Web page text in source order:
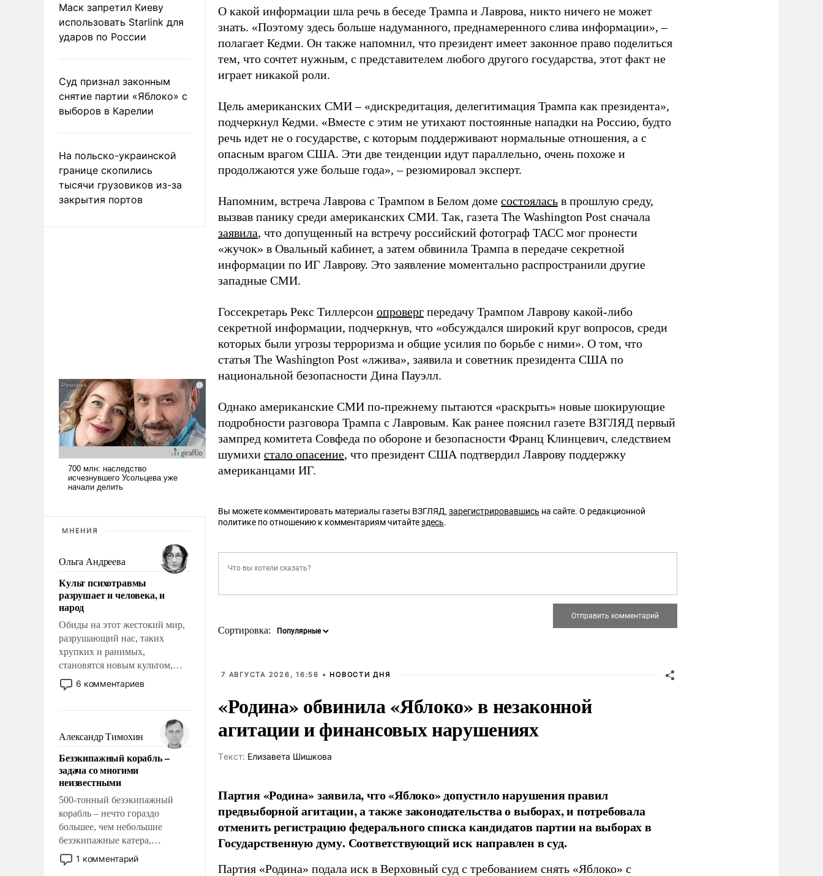
Маск запретил Киеву
использовать Starlink для
ударов по России
Суд признал законным
снятие партии «Яблоко» с
выборов в Карелии
На польско-украинской
границе скопились
тысячи грузовиков из-за
закрытия портов
МНЕНИЯ
Ольга Андреева
Культ психотравмы
разрушает и человека, и
народ
Обиды на этот жестокий мир,
разрушающий нас, таких
хрупких и ранимых,
становятся новым культом,
постепенно вытесняя и
отменяя традиционное
мужественным и твердым под
ударами судьбы, брать на себя
ответственность, помогать
слабым, идти вперед и
адаптироваться.
6 комментариев
Александр Тимохин
Безэкипажный корабль –
задача со многими
неизвестными
500-тонный безэкипажный
корабль – нечто гораздо
большее, чем небольшие
безэкипажные катера,
применение которых уже
стало обыденностью. Задача по
1 комментарий
О какой информации шла речь в беседе Трампа и Лаврова, никто ничего не может
знать. «Поэтому здесь больше надуманного, преднамеренного слива информации», –
полагает Кедми. Он также напомнил, что президент имеет законное право поделиться
тем, что сочтет нужным, с представителем любого другого государства, этот факт не
играет никакой роли.
Цель американских СМИ – «дискредитация, делегитимация Трампа как президента»,
подчеркнул Кедми. «Вместе с этим не утихают постоянные нападки на Россию, будто
речь идет не о государстве, с которым поддерживают нормальные отношения, а с
опасным врагом США. Эти две тенденции идут параллельно, очень похоже и
продолжаются уже больше года», – резюмировал эксперт.
Напомним, встреча Лаврова с Трампом в Белом доме состоялась в прошлую среду,
вызвав панику среди американских СМИ. Так, газета The Washington Post сначала
заявила, что допущенный на встречу российский фотограф ТАСС мог пронести
«жучок» в Овальный кабинет, а затем обвинила Трампа в передаче секретной
информации по ИГ Лаврову. Это заявление моментально распространили другие
западные СМИ.
Госсекретарь Рекс Тиллерсон опроверг передачу Трампом Лаврову какой-либо
секретной информации, подчеркнув, что «обсуждался широкий круг вопросов, среди
которых были угрозы терроризма и общие усилия по борьбе с ними». О том, что
статья The Washington Post «лжива», заявила и советник президента США по
национальной безопасности Дина Пауэлл.
Однако американские СМИ по-прежнему пытаются «раскрыть» новые шокирующие
подробности разговора Трампа с Лавровым. Как ранее пояснил газете ВЗГЛЯД первый
зампред комитета Совфеда по обороне и безопасности Франц Клинцевич, следствием
шумихи стало опасение, что президент США подтвердил Лаврову поддержку
американцами ИГ.
Вы можете комментировать материалы газеты ВЗГЛЯД, зарегистрировавшись на сайте. О редакционной
политике по отношению к комментариям читайтездесь.
Сортировка:
7 АВГУСТА 2026, 16:56 • НОВОСТИ ДНЯ
«Родина» обвинила «Яблоко» в незаконной
агитации и финансовых нарушениях
Tекст: Елизавета Шишкова
Партия «Родина» заявила, что «Яблоко» допустило нарушения правил
предвыборной агитации, а также законодательства о выборах, и потребовала
отменить регистрацию федерального списка кандидатов партии на выборах в
Государственную думу. Соответствующий иск направлен в суд.
Партия «Родина» подала иск в Верховный суд с требованием снять «Яблоко» с